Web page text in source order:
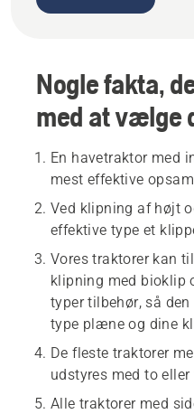
Nogle fakta,
med at vælge
En havetraktor med
mest effektive
Ved klipning af højt
effektive type et
Vores traktorer kan
klipning med bioklip
typer tilbehør, så
type plæne og dine
De fleste traktorer
udstyres med to
Alle traktorer med